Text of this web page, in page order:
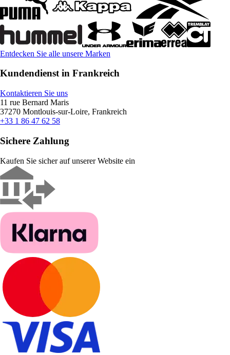
Entdecken Sie alle unsere Marken
Kundendienst in Frankreich
Kontaktieren Sie uns
11 rue Bernard Maris
37270 Montlouis-sur-Loire, Frankreich
+33 1 86 47 62 58
Sichere Zahlung
Kaufen Sie sicher auf unserer Website ein